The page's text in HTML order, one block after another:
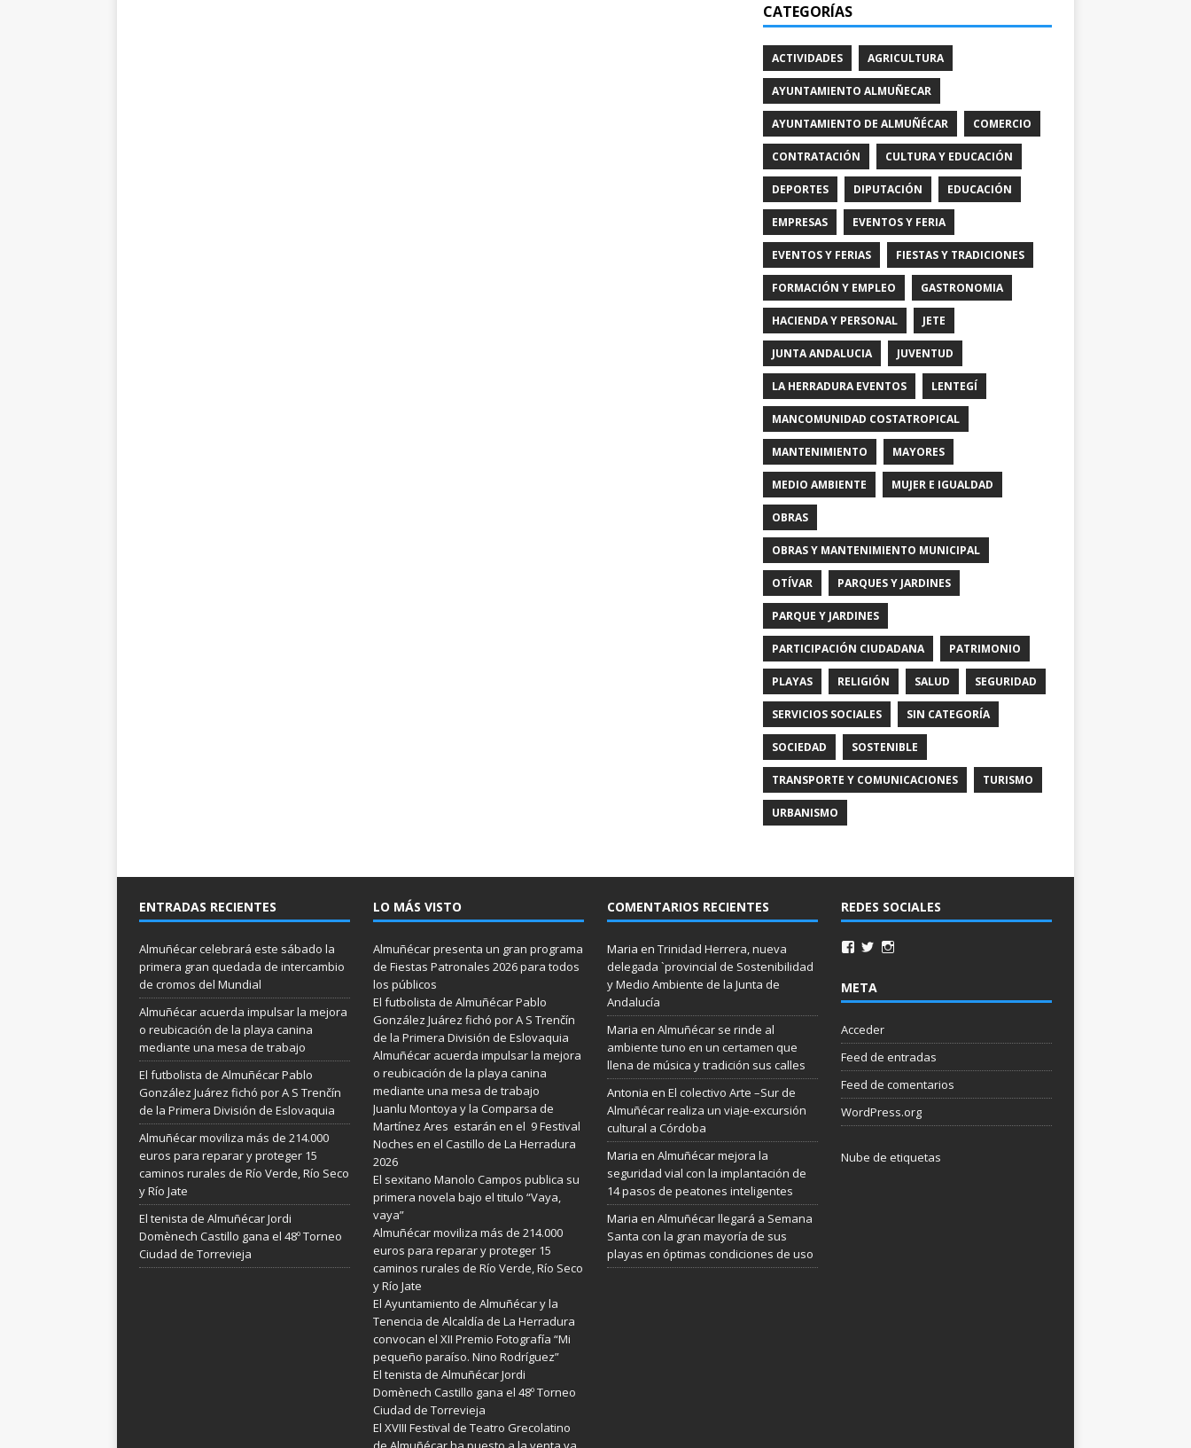
CATEGORÍAS
ACTIVIDADES AGRICULTURA
AYUNTAMIENTO ALMUÑECAR
AYUNTAMIENTO DE ALMUÑÉCAR COMERCIO
CONTRATACIÓN CULTURA Y EDUCACIÓN
DEPORTES DIPUTACIÓN EDUCACIÓN
EMPRESAS EVENTOS Y FERIA
EVENTOS Y FERIAS FIESTAS Y TRADICIONES
FORMACIÓN Y EMPLEO GASTRONOMIA
HACIENDA Y PERSONAL JETE
JUNTA ANDALUCIA JUVENTUD
LA HERRADURA EVENTOS LENTEGÍ
MANCOMUNIDAD COSTATROPICAL
MANTENIMIENTO MAYORES
MEDIO AMBIENTE MUJER E IGUALDAD
OBRAS
OBRAS Y MANTENIMIENTO MUNICIPAL
OTÍVAR PARQUES Y JARDINES
PARQUE Y JARDINES
PARTICIPACIÓN CIUDADANA PATRIMONIO
PLAYAS RELIGIÓN SALUD SEGURIDAD
SERVICIOS SOCIALES SIN CATEGORÍA
SOCIEDAD SOSTENIBLE
TRANSPORTE Y COMUNICACIONES TURISMO
URBANISMO
ENTRADAS RECIENTES
Almuñécar celebrará este sábado la
primera gran quedada de intercambio
de cromos del Mundial
Almuñécar acuerda impulsar la mejora
o reubicación de la playa canina
mediante una mesa de trabajo
El futbolista de Almuñécar Pablo
González Juárez fichó por A S Trenčín
de la Primera División de Eslovaquia
Almuñécar moviliza más de 214.000
euros para reparar y proteger 15
caminos rurales de Río Verde, Río Seco
y Río Jate
El tenista de Almuñécar Jordi
Domènech Castillo gana el 48º Torneo
Ciudad de Torrevieja
LO MÁS VISTO
Almuñécar presenta un gran programa
de Fiestas Patronales 2026 para todos
los públicos
El futbolista de Almuñécar Pablo
González Juárez fichó por A S Trenčín
de la Primera División de Eslovaquia
Almuñécar acuerda impulsar la mejora
o reubicación de la playa canina
mediante una mesa de trabajo
Juanlu Montoya y la Comparsa de
Martínez Ares estarán en el 9 Festival
Noches en el Castillo de La Herradura
2026
El sexitano Manolo Campos publica su
primera novela bajo el titulo “Vaya,
vaya”
Almuñécar moviliza más de 214.000
euros para reparar y proteger 15
caminos rurales de Río Verde, Río Seco
y Río Jate
El Ayuntamiento de Almuñécar y la
Tenencia de Alcaldía de La Herradura
convocan el XII Premio Fotografía “Mi
pequeño paraíso. Nino Rodríguez”
El tenista de Almuñécar Jordi
Domènech Castillo gana el 48º Torneo
Ciudad de Torrevieja
El XVIII Festival de Teatro Grecolatino
COMENTARIOS RECIENTES
Maria en Trinidad Herrera, nueva
delegada `provincial de Sostenibilidad
y Medio Ambiente de la Junta de
Andalucía
Maria en Almuñécar se rinde al
ambiente tuno en un certamen que
llena de música y tradición sus calles
Antonia en El colectivo Arte –Sur de
Almuñécar realiza un viaje-excursión
cultural a Córdoba
Maria en Almuñécar mejora la
seguridad vial con la implantación de
14 pasos de peatones inteligentes
Maria en Almuñécar llegará a Semana
Santa con la gran mayoría de sus
playas en óptimas condiciones de uso
REDES SOCIALES
META
Acceder
Feed de entradas
Feed de comentarios
WordPress.org
Nube de etiquetas